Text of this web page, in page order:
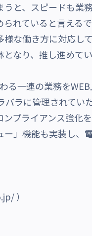
と、スピードも業
れていると言えるで
な働き方に対応し
なり、推し進めて
一連の業務を
ラに管理されてい
プライアンス強化
」機能も実装し、
）